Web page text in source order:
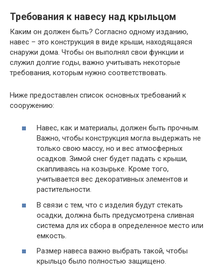
Требования к навесу над крыльцом
Каким он должен быть? Согласно одному изданию,
навес – это конструкция в виде крыши, находящаяся
снаружи дома. Чтобы он выполнял свои функции и
служил долгие годы, важно учитывать некоторые
требования, которым нужно соответствовать.
Ниже предоставлен список основных требований к
сооружению:
Навес, как и материалы, должен быть прочным.
Важно, чтобы конструкция могла выдержать не
только свою массу, но и вес атмосферных
осадков. Зимой снег будет падать с крыши,
скапливаясь на козырьке. Кроме того,
учитывается вес декоративных элементов и
растительности.
В связи с тем, что с изделия будут стекать
осадки, должна быть предусмотрена сливная
система для их сбора в определенное место или
емкость.
Размер навеса важно выбрать такой, чтобы
крыльцо было полностью защищено.